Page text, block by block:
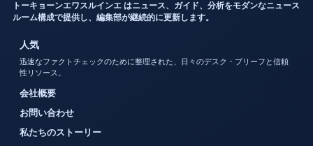
トーキョーンエワスルインエ はニュース、ガイド、分析をモダンなニュース
ルーム構成で提供し、編集部が継続的に更新します。
人気
迅速なファクトチェックのために整理された、日々のデスク・ブリーフと信頼
性リソース。
会社概要
お問い合わせ
私たちのストーリー